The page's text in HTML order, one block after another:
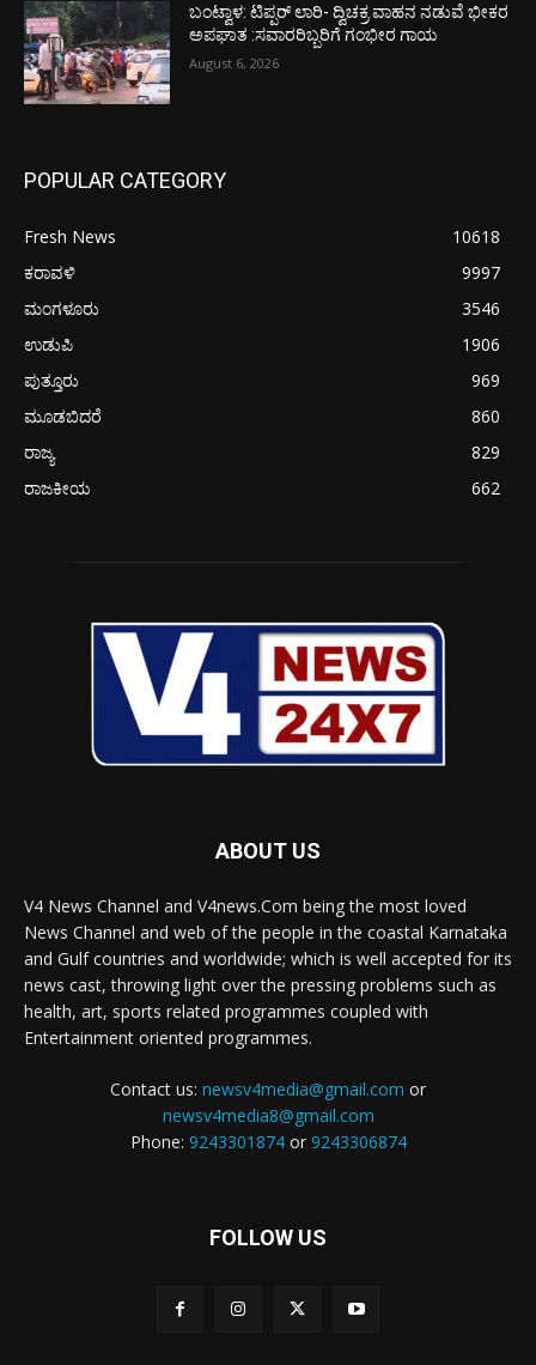
ಬಂಟ್ವಾಳ: ಟಿಪ್ಪರ್ ಲಾರಿ- ದ್ವಿಚಕ್ರ ವಾಹನ ನಡುವೆ ಭೀಕರ
ಅಪಘಾತ :ಸವಾರರಿಬ್ಬರಿಗೆ ಗಂಭೀರ ಗಾಯ
August 6, 2026
POPULAR CATEGORY
Fresh News
10618
ಕರಾವಳಿ
9997
ಮಂಗಳೂರು
3546
ಉಡುಪಿ
1906
ಪುತ್ತೂರು
969
ಮೂಡಬಿದರೆ
860
ರಾಜ್ಯ
829
ರಾಜಕೀಯ
662
ABOUT US
V4 News Channel and V4news.Com being the most loved
News Channel and web of the people in the coastal Karnataka
and Gulf countries and worldwide; which is well accepted for its
news cast, throwing light over the pressing problems such as
health, art, sports related programmes coupled with
Entertainment oriented programmes.
Contact us: newsv4media@gmail.com or
newsv4media8@gmail.com
Phone: 9243301874or 9243306874
FOLLOW US